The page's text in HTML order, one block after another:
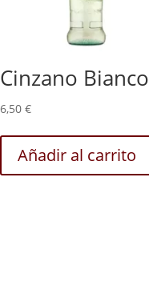
Cinzano Bianco
6,50 €
Añadir al carrito